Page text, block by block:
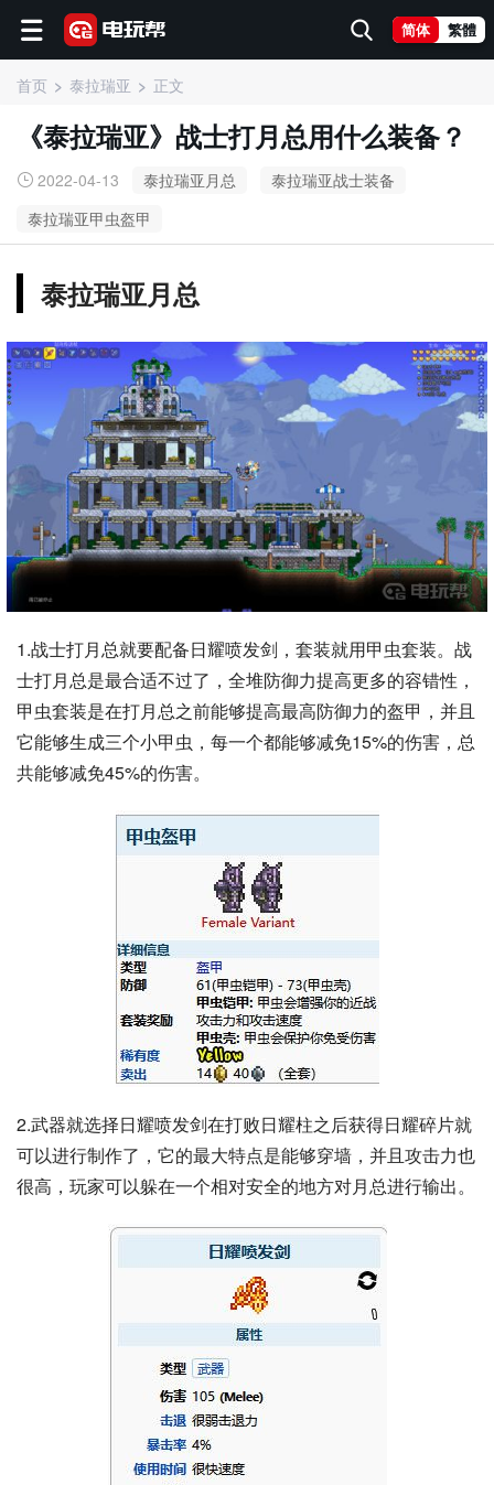
简体 繁體
首页 泰拉瑞亚 正文
《泰拉瑞亚》战士打月总用什么装备？
2022-04-13 泰拉瑞亚月总
泰拉瑞亚战士装备
泰拉瑞亚甲虫盔甲
泰拉瑞亚月总
1.战士打月总就要配备日耀喷发剑，套装就用甲虫套装。战
士打月总是最合适不过了，全堆防御力提高更多的容错性，
甲虫套装是在打月总之前能够提高最高防御力的盔甲，并且
它能够生成三个小甲虫，每一个都能够减免15%的伤害，总
共能够减免45%的伤害。
2.武器就选择日耀喷发剑在打败日耀柱之后获得日耀碎片就
可以进行制作了，它的最大特点是能够穿墙，并且攻击力也
很高，玩家可以躲在一个相对安全的地方对月总进行输出。